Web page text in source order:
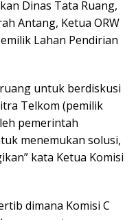
Dinas Tata Ruang,
Antang, Ketua ORW
Lahan Pendirian
untuk berdiskusi
Telkom (pemilik
pemerintah
menemukan solusi,
kata Ketua Komisi
dimana Komisi C